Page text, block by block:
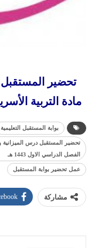
مادة التربية
بوابة المستقبل التعليمية
الفصل الدراسي الاول 1443 هـ
عمل تحضير بوابة المستقبل
مشاركة